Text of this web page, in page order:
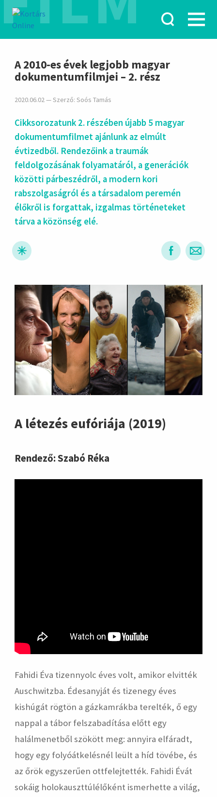
hirdetés
A 2010-es évek legjobb magyar
dokumentumfilmjei – 2. rész
2020.06.02 — Szerző: Soós Tamás
Cikksorozatunk 2. részében újabb 5 magyar
dokumentumfilmet ajánlunk az elmúlt
évtizedből. Rendezőink a traumák
feldolgozásának folyamatáról, a generációk
közötti párbeszédről, a modern kori
rabszolgaságról és a társadalom peremén
élőkről is forgattak, izgalmas történeteket
tárva a közönség elé.
hirdetés
A létezés eufóriája (2019)
Rendező: Szabó Réka
Fahidi Éva tizennyolc éves volt, amikor elvitték
Auschwitzba. Édesanyját és tizenegy éves
kishúgát rögtön a gázkamrákba terelték, ő egy
nappal a tábor felszabadítása előtt egy
halálmenetből szökött meg: annyira elfáradt,
hogy egy folyóátkelésnél leült a híd tövébe, és
az őrök egyszerűen ottfelejtették. Fahidi Évát
sokáig holokauszttúlélőként ismerhette a világ,